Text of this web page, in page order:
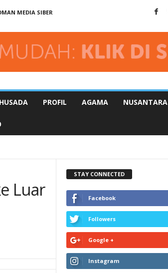
MEDIA SIBER
HUSADA PROFIL AGAMA NUSANTARA
Luar
STAY CONNECTED
Facebook
Followers
Google +
Instagram